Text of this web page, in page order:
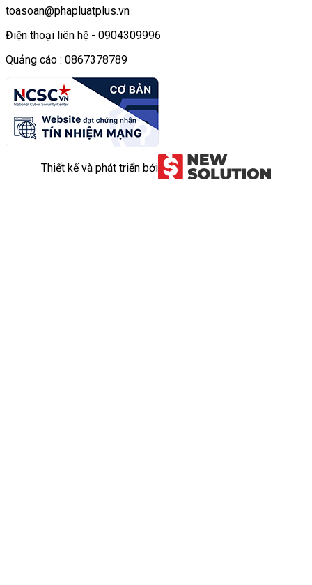
toasoan@phapluatplus.vn
Điện thoại liên hệ - 0904309996
Quảng cáo : 0867378789
Thiết kế và phát triển bởi